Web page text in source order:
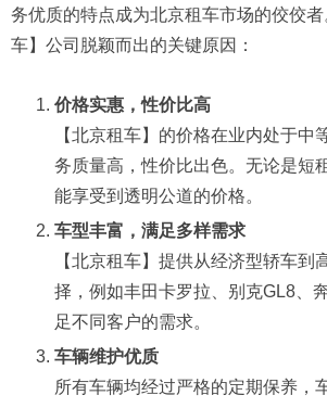
务优质的特点成为北京租车市场的佼佼
车】公司脱颖而出的关键原因：
价格实惠，性价比高
【北京租车】的价格在业内处于中
务质量高，性价比出色。无论是短
能享受到透明公道的价格。
车型丰富，满足多样需求
【北京租车】提供从经济型轿车到
择，例如丰田卡罗拉、别克GL8、
足不同客户的需求。
车辆维护优质
所有车辆均经过严格的定期保养，